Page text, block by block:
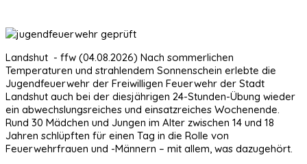
Landshut - ffw (04.08.2026) Nach sommerlichen
Temperaturen und strahlendem Sonnenschein erlebte die
Jugendfeuerwehr der Freiwilligen Feuerwehr der Stadt
Landshut auch bei der diesjährigen 24-Stunden-Übung wieder
ein abwechslungsreiches und einsatzreiches Wochenende.
Rund 30 Mädchen und Jungen im Alter zwischen 14 und 18
Jahren schlüpften für einen Tag in die Rolle von
Feuerwehrfrauen und -Männern – mit allem, was dazugehört.